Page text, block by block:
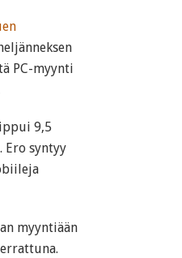
PC-myynti
9,5
Ero syntyy
myyntiään